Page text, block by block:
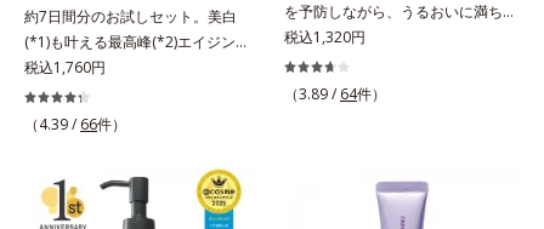
約7日間分のお試しセット。美白
(*1)も叶える最高峰(*2)エイジング
ケア(*3)。ハリも透明感(*4)も結果
主義。年齢サイン(*5)の因子に着目
した肌科学エイジングケア(*3)シリ
ズは、年齢による肌悩み一つ一つを
対処するのではなく、肌で起きてい
ることの根本原因に着目。加齢とと
税込1,760円
（4.39 / 66件）
を予防しながら、うるおいに満ちた
美しい肌へ。7000種を超える成分
から厳選し、「うるおいの質(*1)」
に着目した初期エイジングケア(*2)
す。「うるおいの質」に着目し、肌
荒れを予防しながらうるおいに満ち
税込1,320円
（3.89 / 64件）